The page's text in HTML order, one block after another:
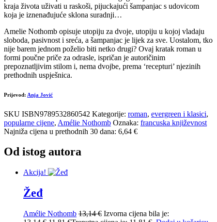
kraja života uživati u raskoši, pijuckajući šampanjac s udovicom
koja je iznenađujuće sklona suradnji…
Amelie Nothomb opisuje utopiju za dvoje, utopiju u kojoj vladaju
sloboda, pasivnost i sreća, a šampanjac je lijek za sve. Uostalom, tko
nije barem jednom poželio biti netko drugi? Ovaj kratak roman u
formi poučne priče za odrasle, ispričan je autoričinim
prepoznatljivim stilom i, nema dvojbe, prema ‘recepturi’ njezinih
prethodnih uspješnica.
Prijevod: Anja Jović
SKU ISBN9789532860542 Kategorije: roman, evergreen i klasici,
popularne cijene, Amélie Nothomb Oznaka: francuska književnost
Najniža cijena u prethodnih 30 dana: 6,64 €
Od istog autora
Akcija!
Žeđ
Amélie Nothomb 13,14€ Izvorna cijena bila je: